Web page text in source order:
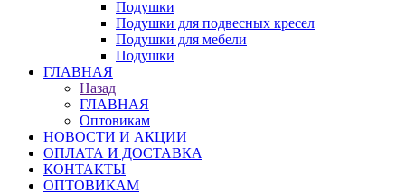
Подушки
Подушки для подвесных кресел
Подушки для мебели
Подушки
ГЛАВНАЯ
Назад
ГЛАВНАЯ
Оптовикам
НОВОСТИ И АКЦИИ
ОПЛАТА И ДОСТАВКА
КОНТАКТЫ
ОПТОВИКАМ